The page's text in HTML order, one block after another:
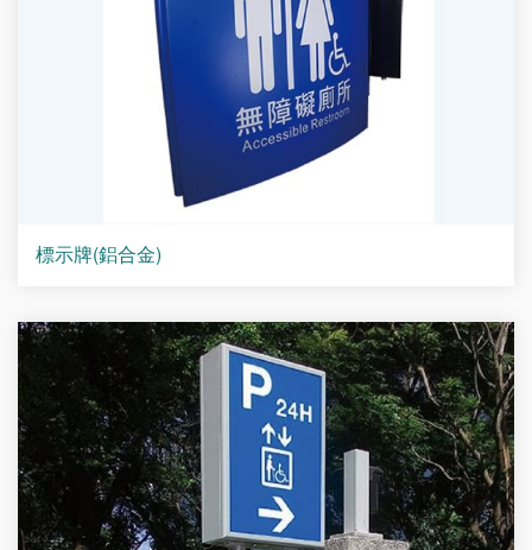
標示牌(鋁合金)